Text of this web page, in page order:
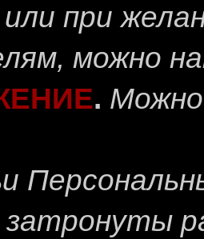
при
можно
.
затронуты